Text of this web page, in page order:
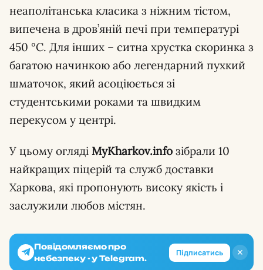
неаполітанська класика з ніжним тістом,
випечена в дров’яній печі при температурі
450 °C. Для інших – ситна хрустка скоринка з
багатою начинкою або легендарний пухкий
шматочок, який асоціюється зі
студентськими роками та швидким
перекусом у центрі.
У цьому огляді MyKharkov.info зібрали 10
найкращих піцерій та служб доставки
Харкова, які пропонують високу якість і
заслужили любов містян.
✕
Повідомляємо про
небезпеку - у Telegram.
Підписатись